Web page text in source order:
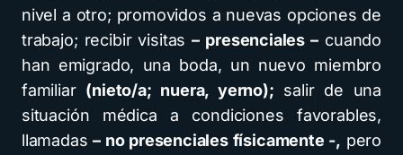
nivel a otro; promovidos a nuevas opciones de
trabajo; recibir visitas– presenciales –cuando
han emigrado, una boda, un nuevo miembro
familiar (nieto/a; nuera, yerno); salir de una
situación médica a condiciones favorables,
llamadas– no presenciales físicamente -, pero